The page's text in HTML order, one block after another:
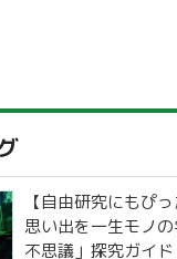
【自由研究にもぴ
思い出を一生モノ
不思議」探究ガイド